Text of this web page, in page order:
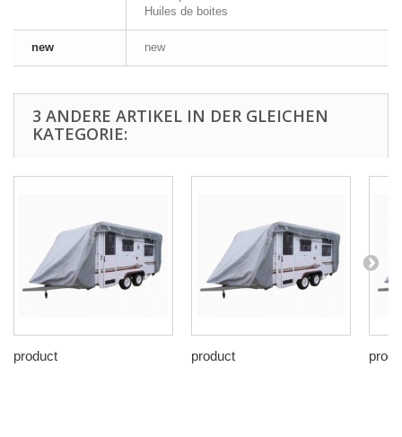
Huiles de boites
new new
3 ANDERE ARTIKEL IN DER GLEICHEN
KATEGORIE:
product product